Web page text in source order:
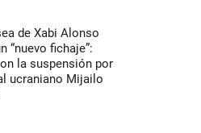
de Xabi Alonso
“nuevo fichaje”:
la suspensión por
ucraniano Mijailo